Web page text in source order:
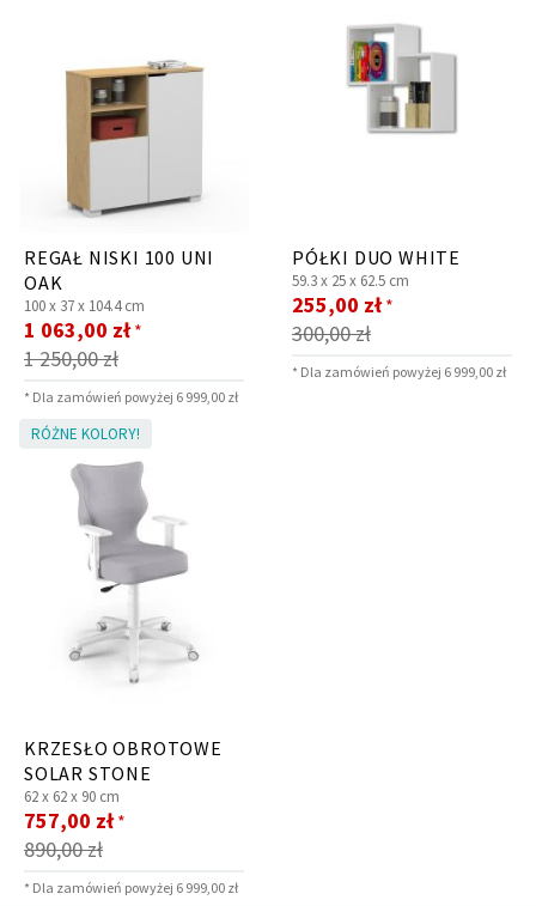
REGAŁ NISKI 100 UNI
OAK
100 x 37 x 104.4 cm
1 250,00 zł
Cena
promocyjna
1 063,00 zł *
* Dla zamówień powyżej 6 999,00 zł
PÓŁKI DUO WHITE
59.3 x 25 x 62.5 cm
300,00 zł
Cena
promocyjna
255,00 zł *
* Dla zamówień powyżej 6 999,00 zł
RÓŻNE KOLORY!
KRZESŁO OBROTOWE
SOLAR STONE
62 x 62 x 90 cm
890,00 zł
Cena
promocyjna
757,00 zł *
* Dla zamówień powyżej 6 999,00 zł